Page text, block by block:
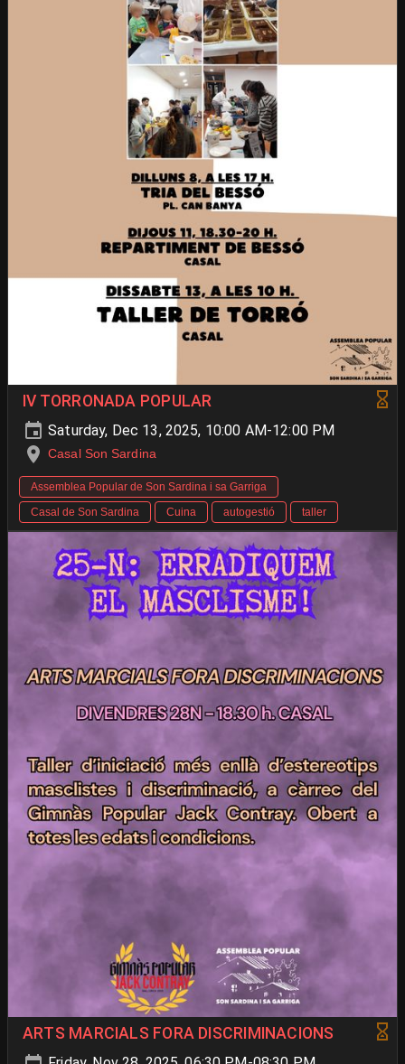
IV TORRONADA POPULAR
Saturday, Dec 13, 2025, 10:00 AM-12:00 PM
Casal Son Sardina
Assemblea Popular de Son Sardina i sa Garriga
Casal de Son Sardina
Cuina autogestió taller
ARTS MARCIALS FORA DISCRIMINACIONS